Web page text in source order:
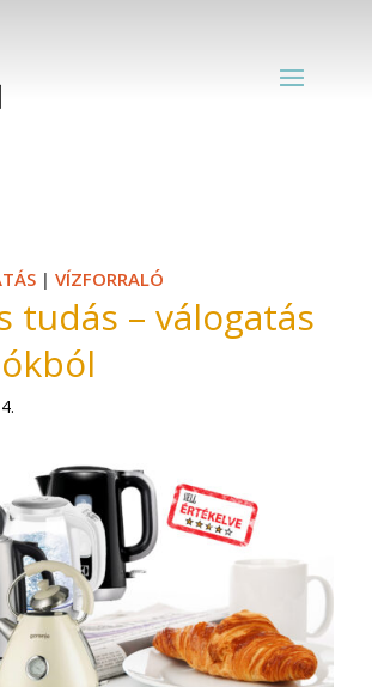
|VÍZFORRALÓ
tudás – válogatás